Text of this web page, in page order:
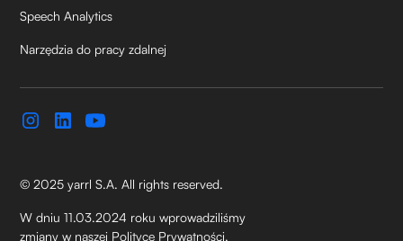
Speech Analytics
Narzędzia do pracy zdalnej
© 2025 yarrl S.A. All rights reserved.
W dniu 11.03.2024 roku wprowadziliśmy
zmiany w naszej Polityce Prywatności.